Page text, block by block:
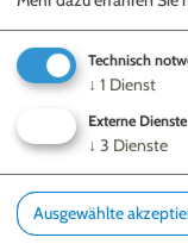
Technisch
↓ 1 Dienst
Externe Dienste
↓ 3 Dienste
Ausgewählte